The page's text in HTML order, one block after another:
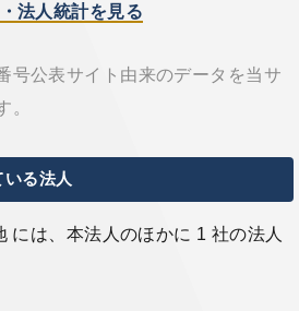
法人統計を見る
号公表サイト由来のデータを当サ
。
いる法人
には、本法人のほかに 1 社の法人